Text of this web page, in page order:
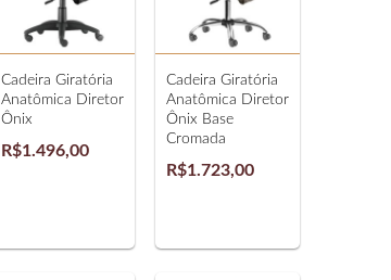
Cadeira Giratória
Anatômica Diretor
Ônix
R$1.496,00
Cadeira Giratória
Anatômica Diretor
Ônix Base
Cromada
R$1.723,00